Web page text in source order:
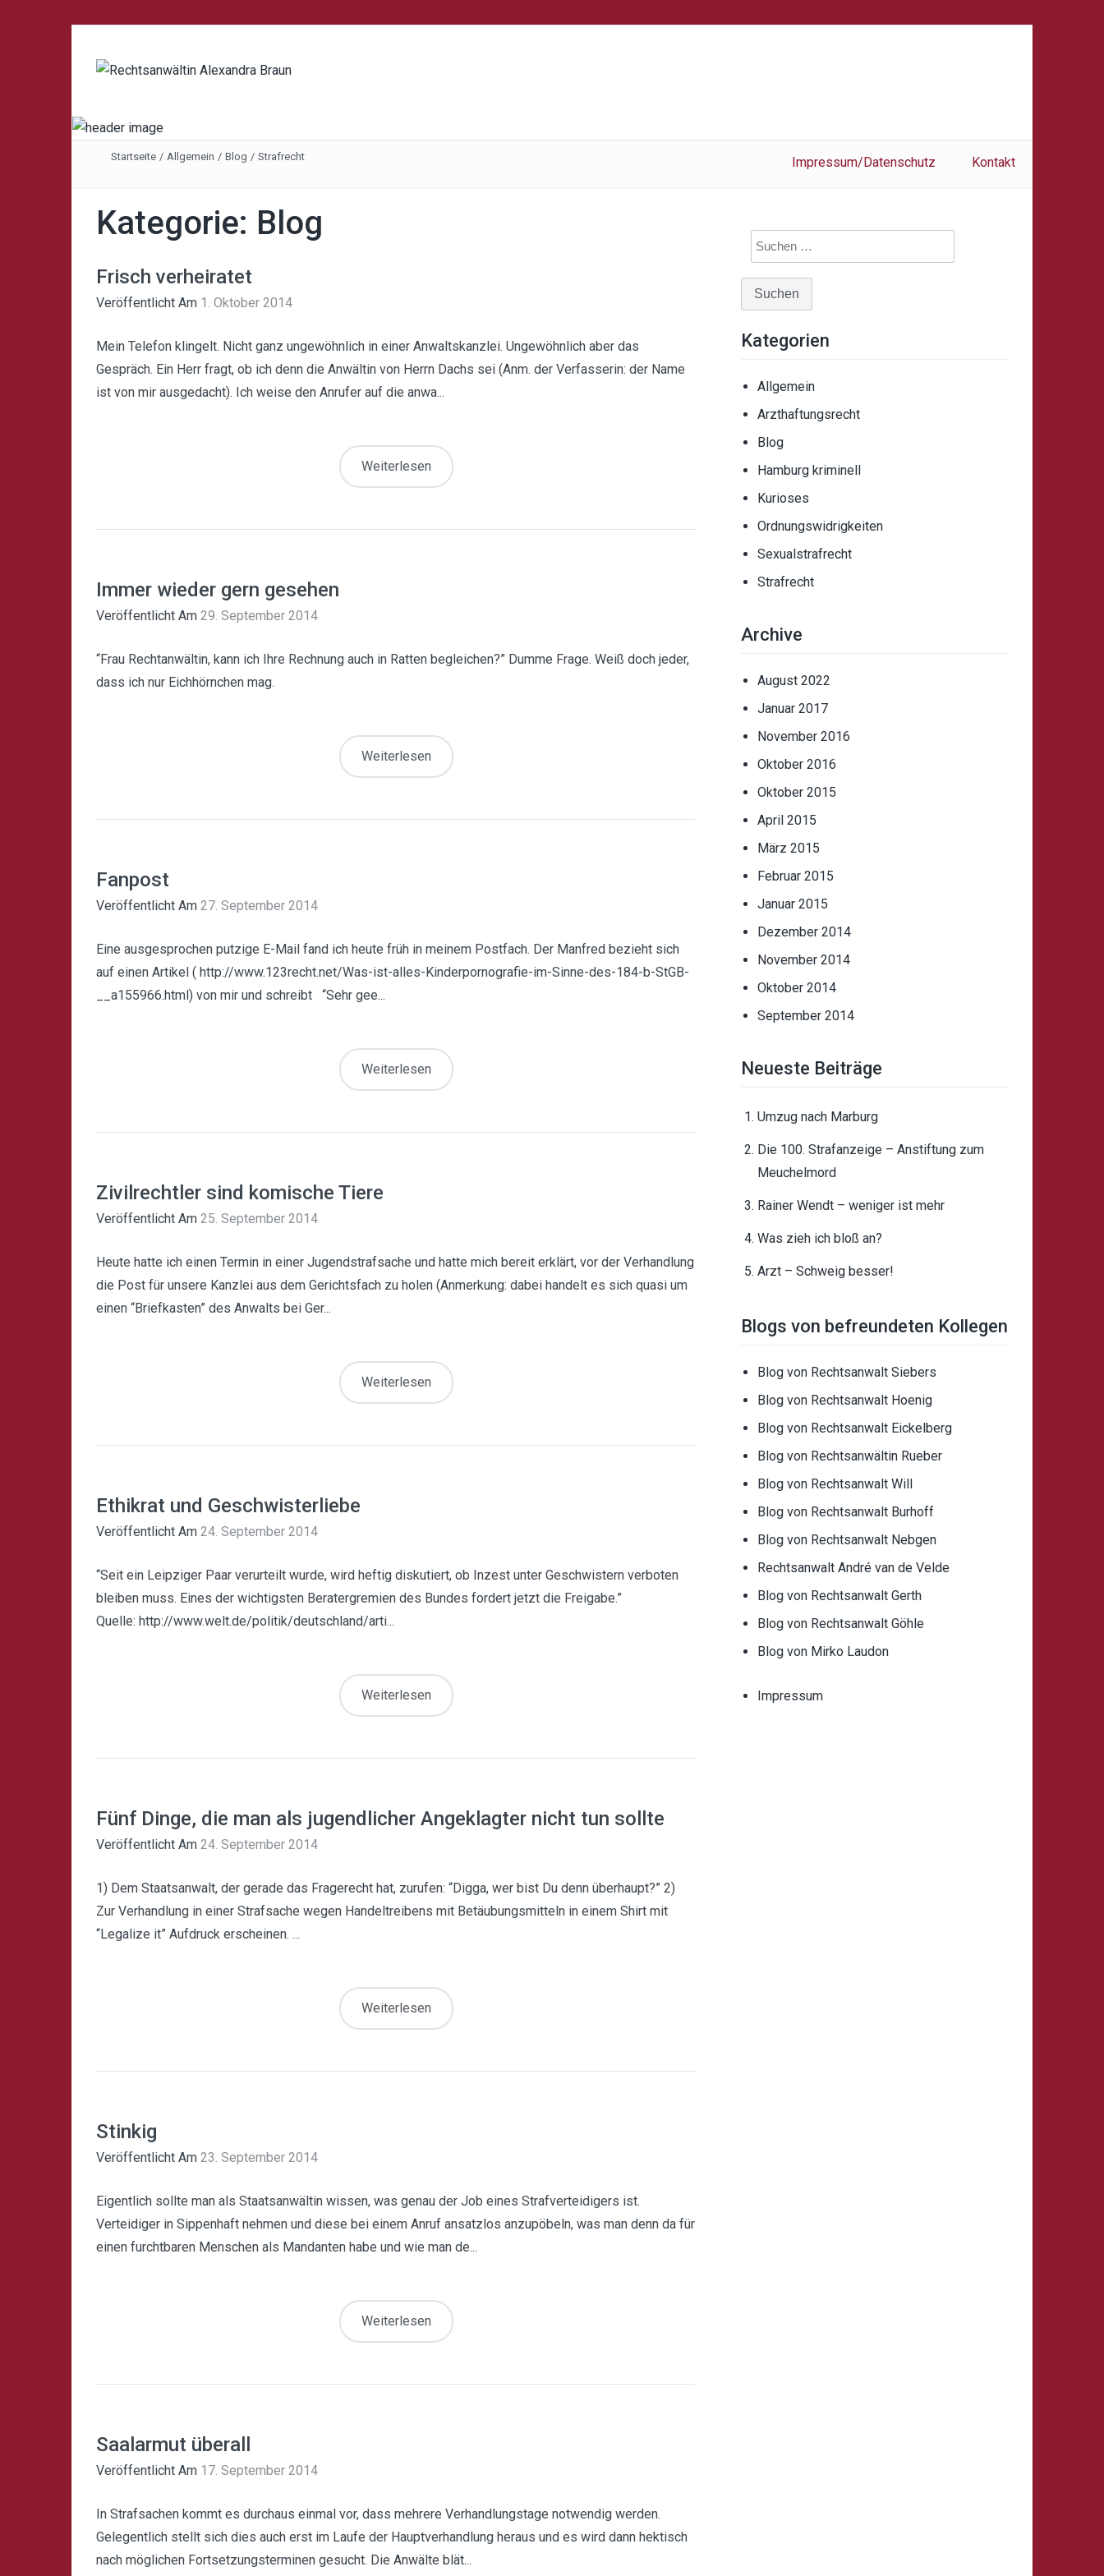
Impressum/Datenschutz Kontakt
Startseite / Allgemein / Blog / Strafrecht
Kategorie: Blog
Frisch verheiratet
Veröffentlicht Am 1. Oktober 2014
Mein Telefon klingelt. Nicht ganz ungewöhnlich in einer Anwaltskanzlei. Ungewöhnlich aber das
Gespräch. Ein Herr fragt, ob ich denn die Anwältin von Herrn Dachs sei (Anm. der Verfasserin: der Name
ist von mir ausgedacht). Ich weise den Anrufer auf die anwa...
Weiterlesen
Immer wieder gern gesehen
Veröffentlicht Am 29. September 2014
“Frau Rechtanwältin, kann ich Ihre Rechnung auch in Ratten begleichen?” Dumme Frage. Weiß doch jeder,
dass ich nur Eichhörnchen mag.
Weiterlesen
Fanpost
Veröffentlicht Am 27. September 2014
Eine ausgesprochen putzige E-Mail fand ich heute früh in meinem Postfach. Der Manfred bezieht sich
auf einen Artikel ( http://www.123recht.net/Was-ist-alles-Kinderpornografie-im-Sinne-des-184-b-StGB-
__a155966.html) von mir und schreibt “Sehr gee...
Weiterlesen
Zivilrechtler sind komische Tiere
Veröffentlicht Am 25. September 2014
Heute hatte ich einen Termin in einer Jugendstrafsache und hatte mich bereit erklärt, vor der Verhandlung
die Post für unsere Kanzlei aus dem Gerichtsfach zu holen (Anmerkung: dabei handelt es sich quasi um
einen “Briefkasten” des Anwalts bei Ger...
Weiterlesen
Ethikrat und Geschwisterliebe
Veröffentlicht Am 24. September 2014
“Seit ein Leipziger Paar verurteilt wurde, wird heftig diskutiert, ob Inzest unter Geschwistern verboten
bleiben muss. Eines der wichtigsten Beratergremien des Bundes fordert jetzt die Freigabe.”
Quelle: http://www.welt.de/politik/deutschland/arti...
Weiterlesen
Fünf Dinge, die man als jugendlicher Angeklagter nicht tun sollte
Veröffentlicht Am 24. September 2014
1) Dem Staatsanwalt, der gerade das Fragerecht hat, zurufen: “Digga, wer bist Du denn überhaupt?” 2)
Zur Verhandlung in einer Strafsache wegen Handeltreibens mit Betäubungsmitteln in einem Shirt mit
“Legalize it” Aufdruck erscheinen. ...
Weiterlesen
Stinkig
Veröffentlicht Am 23. September 2014
Eigentlich sollte man als Staatsanwältin wissen, was genau der Job eines Strafverteidigers ist.
Verteidiger in Sippenhaft nehmen und diese bei einem Anruf ansatzlos anzupöbeln, was man denn da für
einen furchtbaren Menschen als Mandanten habe und wie man de...
Weiterlesen
Saalarmut überall
Veröffentlicht Am 17. September 2014
In Strafsachen kommt es durchaus einmal vor, dass mehrere Verhandlungstage notwendig werden.
Gelegentlich stellt sich dies auch erst im Laufe der Hauptverhandlung heraus und es wird dann hektisch
nach möglichen Fortsetzungsterminen gesucht. Die Anwälte blät...
Suche
nach:
Kategorien
Allgemein
Arzthaftungsrecht
Blog
Hamburg kriminell
Kurioses
Ordnungswidrigkeiten
Sexualstrafrecht
Strafrecht
Archive
August 2022
Januar 2017
November 2016
Oktober 2016
Oktober 2015
April 2015
März 2015
Februar 2015
Januar 2015
Dezember 2014
November 2014
Oktober 2014
September 2014
Neueste Beiträge
Umzug nach Marburg
Die 100. Strafanzeige – Anstiftung zum
Meuchelmord
Rainer Wendt – weniger ist mehr
Was zieh ich bloß an?
Arzt – Schweig besser!
Blogs von befreundeten Kollegen
Blog von Rechtsanwalt Siebers
Blog von Rechtsanwalt Hoenig
Blog von Rechtsanwalt Eickelberg
Blog von Rechtsanwältin Rueber
Blog von Rechtsanwalt Will
Blog von Rechtsanwalt Burhoff
Blog von Rechtsanwalt Nebgen
Rechtsanwalt André van de Velde
Blog von Rechtsanwalt Gerth
Blog von Rechtsanwalt Göhle
Blog von Mirko Laudon
Impressum